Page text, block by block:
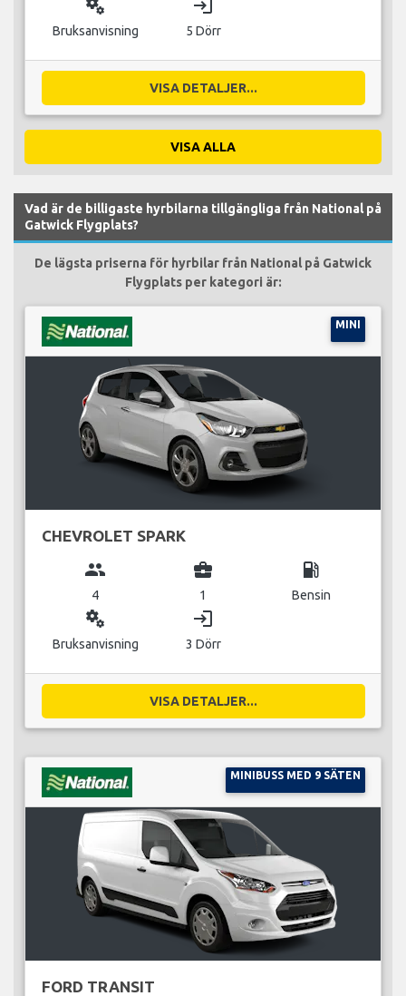
miscellaneous_services
Bruksanvisning
login
5 Dörr
VISA DETALJER...
VISA ALLA
Vad är de billigaste hyrbilarna tillgängliga från National på
Gatwick Flygplats?
De lägsta priserna för hyrbilar från National på Gatwick
Flygplats per kategori är:
MINI
CHEVROLET SPARK
group
4
business_center
1
local_gas_station
Bensin
miscellaneous_services
Bruksanvisning
login
3 Dörr
VISA DETALJER...
MINIBUSS MED 9 SÄTEN
FORD TRANSIT